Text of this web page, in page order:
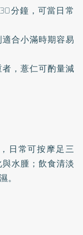
分鐘，可當日常
合小滿時期容易
，薏仁可酌量減
日常可按摩足三
水腫；飲食清淡
。